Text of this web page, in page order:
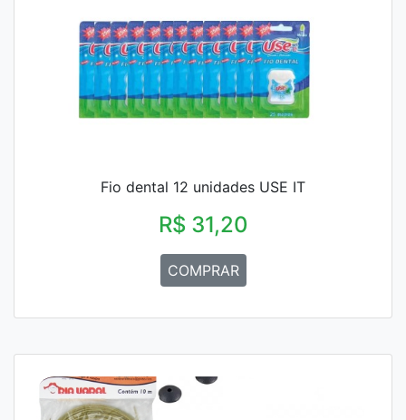
Fio dental 12 unidades USE IT
R$ 31,20
COMPRAR